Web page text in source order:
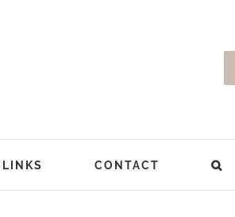
LINKS CONTACT